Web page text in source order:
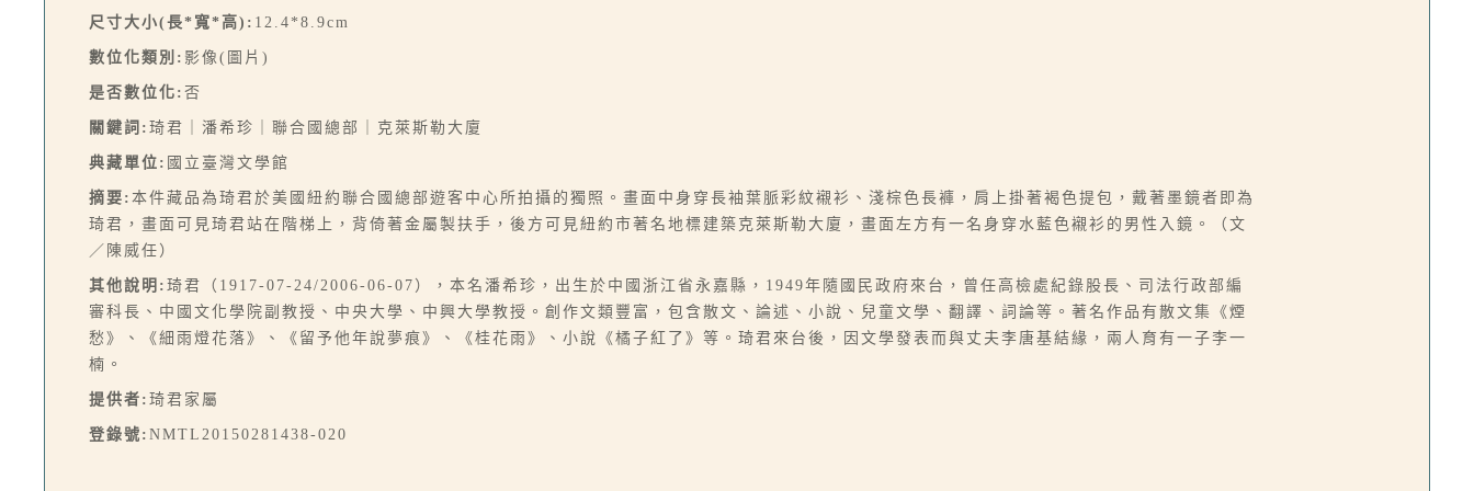
尺寸大小(長*寬*高): 12.4*8.9cm
數位化類別: 影像(圖片)
是否數位化: 否
關鍵詞: 琦君｜潘希珍｜聯合國總部｜克萊斯勒大廈
典藏單位: 國立臺灣文學館
摘要: 本件藏品為琦君於美國紐約聯合國總部遊客中心所拍攝的獨照。畫面中身穿長袖葉脈彩紋襯衫、淺棕色長褲，肩上掛著褐色提包，戴著墨鏡者即為
琦君，畫面可見琦君站在階梯上，背倚著金屬製扶手，後方可見紐約市著名地標建築克萊斯勒大廈，畫面左方有一名身穿水藍色襯衫的男性入鏡。（文
／陳威任）
其他說明: 琦君（1917-07-24/2006-06-07），本名潘希珍，出生於中國浙江省永嘉縣，1949年隨國民政府來台，曾任高檢處紀錄股長、司法行政部編
審科長、中國文化學院副教授、中央大學、中興大學教授。創作文類豐富，包含散文、論述、小說、兒童文學、翻譯、詞論等。著名作品有散文集《煙
愁》、《細雨燈花落》、《留予他年說夢痕》、《桂花雨》、小說《橘子紅了》等。琦君來台後，因文學發表而與丈夫李唐基結緣，兩人育有一子李一
楠。
提供者: 琦君家屬
登錄號: NMTL20150281438-020